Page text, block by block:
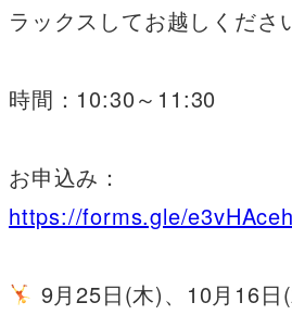
ラックスしてお越しくださ
時間：10:30～11:30
お申込み：
https://forms.gle/
9月25日(木)、10月16日